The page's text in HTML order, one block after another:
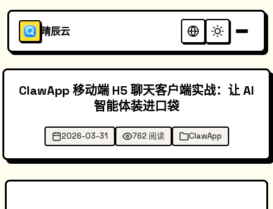
晴辰云
ClawApp 移动端 H5 聊天客户端实战：让 AI
智能体装进口袋
2026-03-31 762 阅读 ClawApp